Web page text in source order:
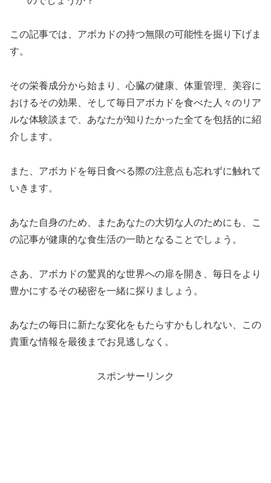
この記事では、アボカドの持つ無限の可能性を掘り下げま
す。
その栄養成分から始まり、心臓の健康、体重管理、美容に
おけるその効果、そして毎日アボカドを食べた人々のリア
ルな体験談まで、あなたが知りたかった全てを包括的に紹
介します。
また、アボカドを毎日食べる際の注意点も忘れずに触れて
いきます。
あなた自身のため、またあなたの大切な人のためにも、こ
の記事が健康的な食生活の一助となることでしょう。
さあ、アボカドの驚異的な世界への扉を開き、毎日をより
豊かにするその秘密を一緒に探りましょう。
あなたの毎日に新たな変化をもたらすかもしれない、この
貴重な情報を最後までお見逃しなく。
スポンサーリンク